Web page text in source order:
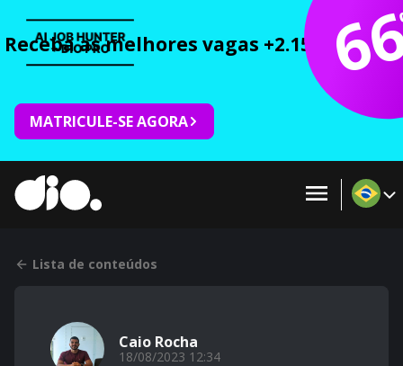
Receba as melhores vagas +2.150 cursos
MATRICULE-SE AGORA
Lista de conteúdos
Caio Rocha
18/08/2023 12:34